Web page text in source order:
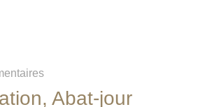
Abat-jour